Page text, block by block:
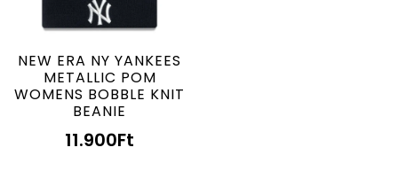
NEW ERA NY YANKEES
METALLIC POM
WOMENS BOBBLE KNIT
BEANIE
11.900Ft